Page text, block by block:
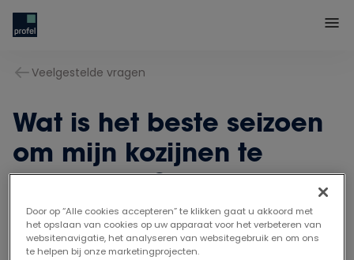
Veelgestelde vragen
Wat is het beste seizoen
om mijn kozijnen te
vervangen?
Zomer of winter: kozijnen vervangen kan altijd.
Door op “Alle cookies accepteren” te klikken gaat u akkoord met
het opslaan van cookies op uw apparaat voor het verbeteren van
websitenavigatie, het analyseren van websitegebruik en om ons
te helpen bij onze marketingprojecten.